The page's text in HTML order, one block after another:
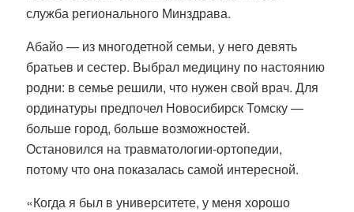
служба регионального Минздрава.
Абайо— из многодетной семьи, у него девять
братьев и сестер. Выбрал медицину по настоянию
родни: в семье решили, что нужен свой врач. Для
ординатуры предпочел Новосибирск Томску —
больше город, больше возможностей.
Остановился на травматологии-ортопедии,
потому что она показалась самой интересной.
«Когда я был в университете, у меня хорошо